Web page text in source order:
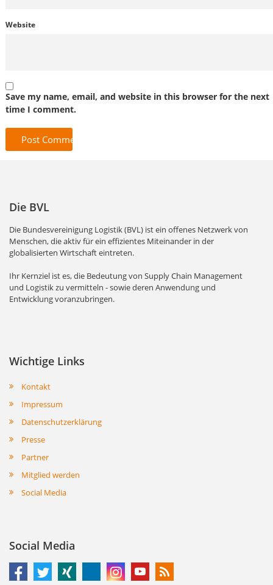
Website
Save my name, email, and website in this browser for the next
time I comment.
Die BVL
Die Bundesvereinigung Logistik (BVL) ist ein offenes Netzwerk von
Menschen, die aktiv für ein effizientes Miteinander in der
globalisierten Wirtschaft eintreten.
Ihr Kernziel ist es, die Bedeutung von Supply Chain Management
und Logistik zu vermitteln - sowie deren Anwendung und
Entwicklung voranzubringen.
Wichtige Links
Kontakt
Impressum
Datenschutzerklärung
Presse
Partner
Mitglied werden
Social Media
Social Media